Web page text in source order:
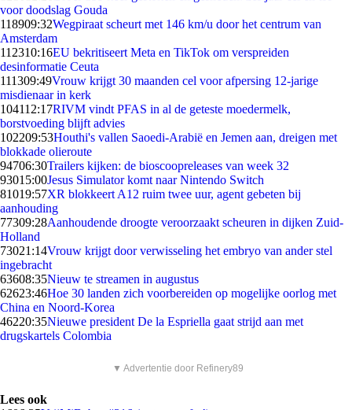
voor doodslag Gouda
118909:32Wegpiraat scheurt met 146 km/u door het centrum van
Amsterdam
112310:16EU bekritiseert Meta en TikTok om verspreiden
desinformatie Ceuta
111309:49Vrouw krijgt 30 maanden cel voor afpersing 12-jarige
misdienaar in kerk
104112:17RIVM vindt PFAS in al de geteste moedermelk,
borstvoeding blijft advies
102209:53Houthi's vallen Saoedi-Arabië en Jemen aan, dreigen met
blokkade olieroute
94706:30Trailers kijken: de bioscoopreleases van week 32
93015:00Jesus Simulator komt naar Nintendo Switch
81019:57XR blokkeert A12 ruim twee uur, agent gebeten bij
aanhouding
77309:28Aanhoudende droogte veroorzaakt scheuren in dijken Zuid-
Holland
73021:14Vrouw krijgt door verwisseling het embryo van ander stel
ingebracht
63608:35Nieuw te streamen in augustus
62623:46Hoe 30 landen zich voorbereiden op mogelijke oorlog met
China en Noord-Korea
46220:35Nieuwe president De la Espriella gaat strijd aan met
drugskartels Colombia
▼ Advertentie door Refinery89
Lees ook